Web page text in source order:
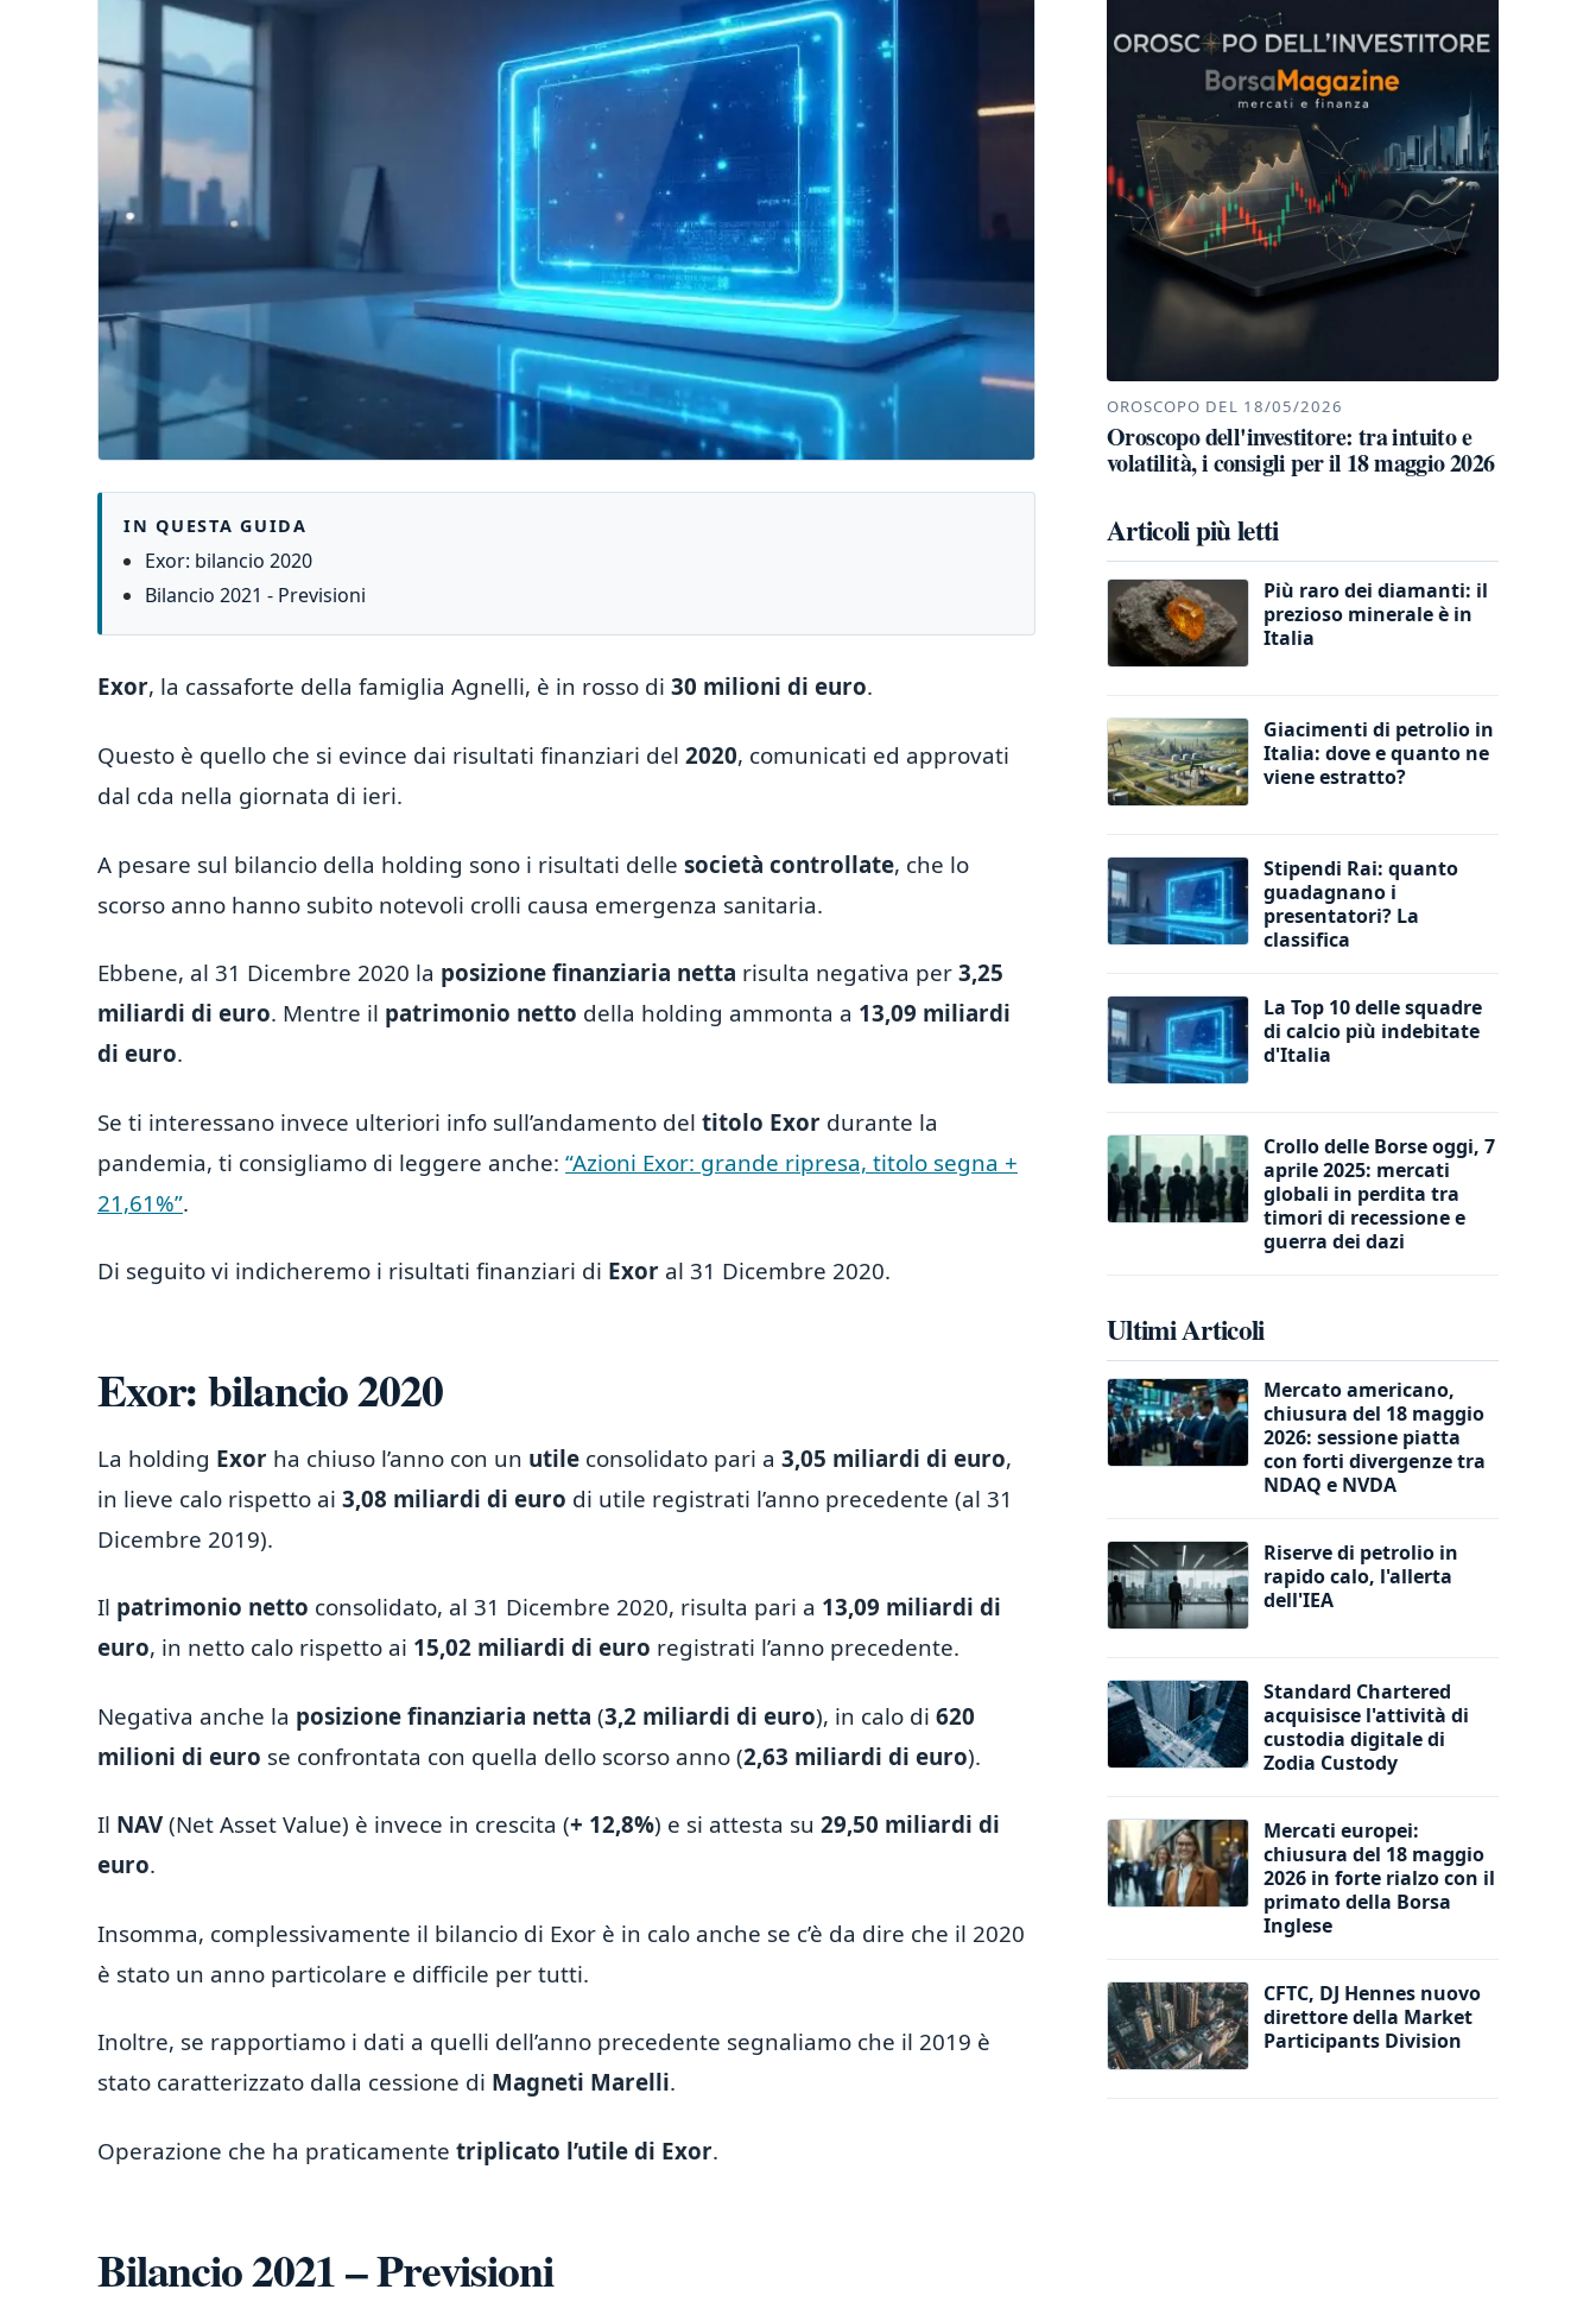
IN QUESTA GUIDA
Exor: bilancio 2020
Bilancio 2021 - Previsioni
Exor, la cassaforte della famiglia Agnelli, è in rosso di 30 milioni di euro.
Questo è quello che si evince dai risultati finanziari del 2020, comunicati ed approvati
dal cda nella giornata di ieri.
A pesare sul bilancio della holding sono i risultati delle società controllate, che lo
scorso anno hanno subito notevoli crolli causa emergenza sanitaria.
Ebbene, al 31 Dicembre 2020 la posizione finanziaria netta risulta negativa per3,25
miliardi di euro. Mentre il patrimonio netto della holding ammonta a 13,09 miliardi
di euro.
Se ti interessano invece ulteriori info sull’andamento del titolo Exor durante la
pandemia, ti consigliamo di leggere anche: “Azioni Exor: grande ripresa, titolo segna +
21,61%”.
Di seguito vi indicheremo i risultati finanziari di Exor al 31 Dicembre 2020.
Exor: bilancio 2020
La holding Exor ha chiuso l’anno con un utile consolidato pari a 3,05 miliardi di euro,
in lieve calo rispetto ai 3,08 miliardi di euro di utile registrati l’anno precedente (al 31
Dicembre 2019).
Il patrimonio netto consolidato, al 31 Dicembre 2020, risulta pari a 13,09 miliardi di
euro, in netto calo rispetto ai 15,02 miliardi di euro registrati l’anno precedente.
Negativa anche la posizione finanziaria netta (3,2 miliardi di euro), in calo di 620
milioni di euro se confrontata con quella dello scorso anno (2,63 miliardi di euro).
Il NAV(Net Asset Value) è invece in crescita (+ 12,8%) e si attesta su 29,50 miliardi di
euro.
Insomma, complessivamente il bilancio di Exor è in calo anche se c’è da dire che il 2020
è stato un anno particolare e difficile per tutti.
Inoltre, se rapportiamo i dati a quelli dell’anno precedente segnaliamo che il 2019 è
stato caratterizzato dalla cessione di Magneti Marelli.
Operazione che ha praticamente triplicato l’utile di Exor.
Bilancio 2021 – Previsioni
OROSCOPO DEL 18/05/2026
Oroscopo dell'investitore: tra intuito e
volatilità, i consigli per il 18 maggio 2026
Articoli più letti
Più raro dei diamanti: il
prezioso minerale è in
Italia
Giacimenti di petrolio in
Italia: dove e quanto ne
viene estratto?
Stipendi Rai: quanto
guadagnano i
presentatori? La
classifica
La Top 10 delle squadre
di calcio più indebitate
d'Italia
Crollo delle Borse oggi, 7
aprile 2025: mercati
globali in perdita tra
timori di recessione e
guerra dei dazi
Ultimi Articoli
Mercato americano,
chiusura del 18 maggio
2026: sessione piatta
con forti divergenze tra
NDAQ e NVDA
Riserve di petrolio in
rapido calo, l'allerta
dell'IEA
Standard Chartered
acquisisce l'attività di
custodia digitale di
Zodia Custody
Mercati europei:
chiusura del 18 maggio
2026 in forte rialzo con il
primato della Borsa
Inglese
CFTC, DJ Hennes nuovo
direttore della Market
Participants Division